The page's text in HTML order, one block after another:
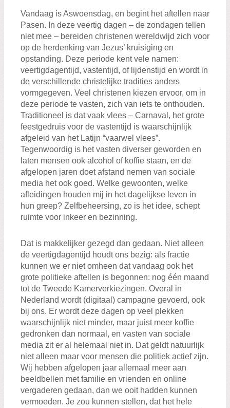
Vandaag is Aswoensdag, en begint het aftellen naar
Pasen. In deze veertig dagen – de zondagen tellen
niet mee – bereiden christenen wereldwijd zich voor
op de herdenking van Jezus’ kruisiging en
opstanding. Deze periode kent vele namen:
veertigdagentijd, vastentijd, of lijdenstijd en wordt in
de verschillende christelijke tradities anders
vormgegeven. Veel christenen kiezen ervoor, om in
deze periode te vasten, zich van iets te onthouden.
Traditioneel is dat vaak vlees – Carnaval, het grote
feestgedruis voor de vastentijd is waarschijnlijk
afgeleid van het Latijn “vaarwel vlees”.
Tegenwoordig is het vasten diverser geworden en
laten mensen ook alcohol of koffie staan, en de
afgelopen jaren doet afstand nemen van sociale
media het ook goed. Welke gewoonten, welke
afleidingen houden mij in het dagelijkse leven in
hun greep? Zelfbeheersing, zo is het idee, schept
ruimte voor inkeer en bezinning.
Dat is makkelijker gezegd dan gedaan. Niet alleen
de veertigdagentijd houdt ons bezig: als fractie
kunnen we er niet omheen dat vandaag ook het
grote politieke aftellen is begonnen: nog één maand
tot de Tweede Kamerverkiezingen. Overal in
Nederland wordt (digitaal) campagne gevoerd, ook
bij ons. Er wordt deze dagen op veel plekken
waarschijnlijk niet minder, maar juist meer koffie
gedronken dan normaal, en vasten van sociale
media zit er al helemaal niet in. Dat geldt natuurlijk
niet alleen maar voor mensen die politiek actief zijn.
Wij hebben afgelopen jaar allemaal meer aan
beeldbellen met familie en vrienden en online
vergaderen gedaan, dan we ooit hadden kunnen
vermoeden. Je zou kunnen stellen, dat het hele